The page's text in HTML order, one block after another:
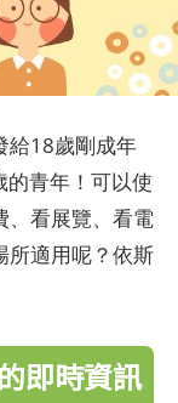
給18歲剛成年
青年！可以使
、看展覽、看電
所適用呢？依斯
即時資訊